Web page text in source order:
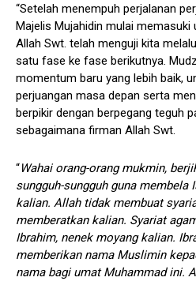
“Setelah menempuh perjalanan
Majelis Mujahidin mulai memasuki
Allah Swt. telah menguji kita
satu fase ke fase berikutnya.
momentum baru yang lebih baik,
perjuangan masa depan serta
berpikir dengan berpegang teguh
sebagaimana firman Allah Swt.
“Wahai orang-orang mukmin,
sungguh-sungguh guna
kalian. Allah tidak membuat
memberatkan kalian. Syariat
Ibrahim, nenek moyang kalian.
memberikan nama Muslimin
nama bagi umat Muhammad ini.